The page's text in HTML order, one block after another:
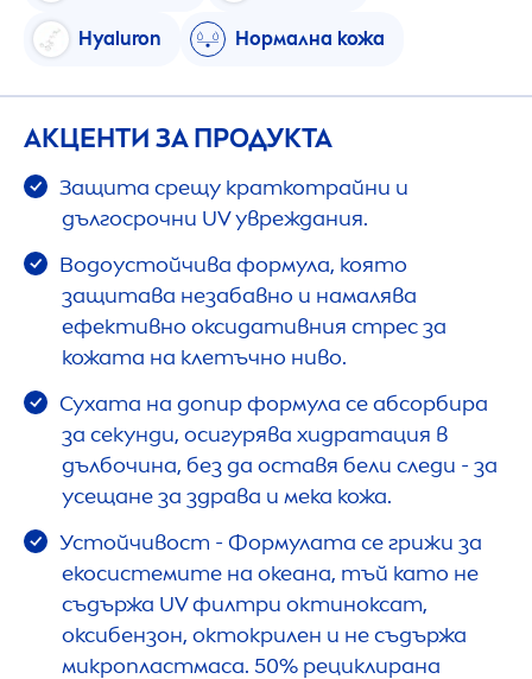
Hyaluron Нормална кожа
АКЦЕНТИ ЗА ПРОДУКТА
Защита срещу краткотрайни и
дългосрочни UV увреждания.
Водоустойчива формула, която
защитава незабавно и намалява
ефективно оксидативния стрес за
кожата на клетъчно ниво.
Сухата на допир формула се абсорбира
за секунди, осигурява хидратация в
дълбочина, без да оставя бели следи - за
усещане за здрава и мека кожа.
Устойчивост - Формулата се грижи за
екосистемите на океана, тъй като не
съдържа UV филтри октиноксат,
оксибензон, октокрилен и не съдържа
микропластмаса. 50% рециклирана